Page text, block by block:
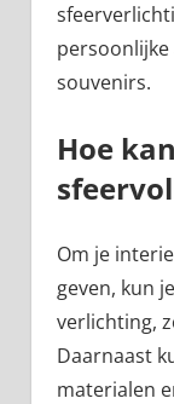
persoonlijke
souvenirs.
Hoe
Om je
geven, kun
verlichting,
Daarnaast
materialen